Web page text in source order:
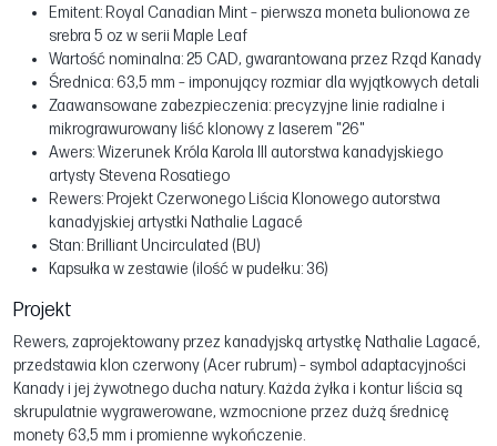
Emitent: Royal Canadian Mint – pierwsza moneta bulionowa ze
srebra 5 oz w serii Maple Leaf
Wartość nominalna: 25 CAD, gwarantowana przez Rząd Kanady
Średnica: 63,5 mm – imponujący rozmiar dla wyjątkowych detali
Zaawansowane zabezpieczenia: precyzyjne linie radialne i
mikrograwurowany liść klonowy z laserem "26"
Awers: Wizerunek Króla Karola III autorstwa kanadyjskiego
artysty Stevena Rosatiego
Rewers: Projekt Czerwonego Liścia Klonowego autorstwa
kanadyjskiej artystki Nathalie Lagacé
Stan: Brilliant Uncirculated (BU)
Kapsułka w zestawie (ilość w pudełku: 36)
Projekt
Rewers, zaprojektowany przez kanadyjską artystkę Nathalie Lagacé,
przedstawia klon czerwony (Acer rubrum) – symbol adaptacyjności
Kanady i jej żywotnego ducha natury. Każda żyłka i kontur liścia są
skrupulatnie wygrawerowane, wzmocnione przez dużą średnicę
monety 63,5 mm i promienne wykończenie.